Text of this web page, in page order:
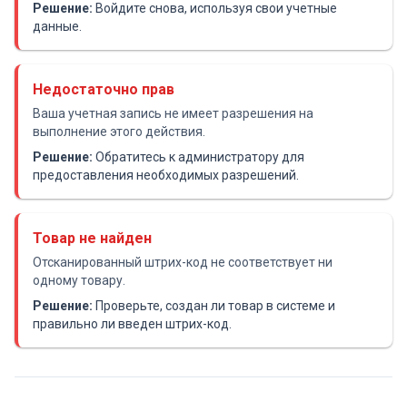
Решение: Войдите снова, используя свои учетные
данные.
Недостаточно прав
Ваша учетная запись не имеет разрешения на
выполнение этого действия.
Решение: Обратитесь к администратору для
предоставления необходимых разрешений.
Товар не найден
Отсканированный штрих-код не соответствует ни
одному товару.
Решение: Проверьте, создан ли товар в системе и
правильно ли введен штрих-код.